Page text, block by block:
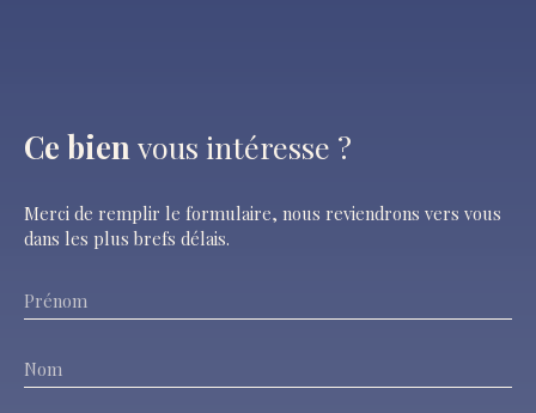
Ce bien vous intéresse ?
Merci de remplir le formulaire, nous reviendrons vers vous
dans les plus brefs délais.
Prénom
Nom